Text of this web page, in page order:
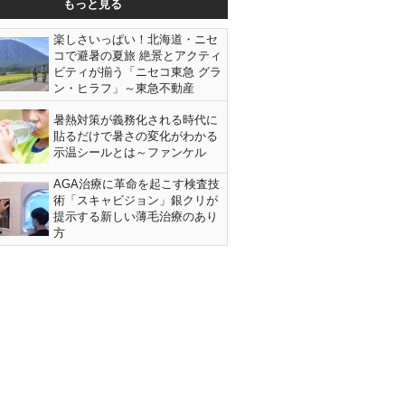
もっと見る
楽しさいっぱい！北海道・ニセ
コで避暑の夏旅 絶景とアクティ
ビティが揃う「ニセコ東急 グラ
ン・ヒラフ」～東急不動産
暑熱対策が義務化される時代に
貼るだけで暑さの変化がわかる
示温シールとは～ファンケル
AGA治療に革命を起こす検査技
術「スキャビジョン」銀クリが
提示する新しい薄毛治療のあり
方